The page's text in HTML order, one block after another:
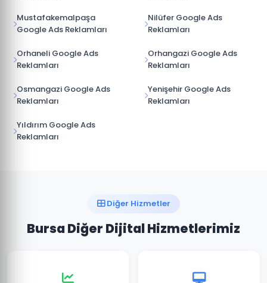
Mustafakemalpaşa
Google Ads Reklamları
Nilüfer Google Ads
Reklamları
Orhaneli Google Ads
Reklamları
Orhangazi Google Ads
Reklamları
Osmangazi Google Ads
Reklamları
Yenişehir Google Ads
Reklamları
Yıldırım Google Ads
Reklamları
Diğer Hizmetler
Bursa Diğer Dijital Hizmetlerimiz